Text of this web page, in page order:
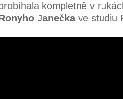
kompletně v
Janečkave studiu